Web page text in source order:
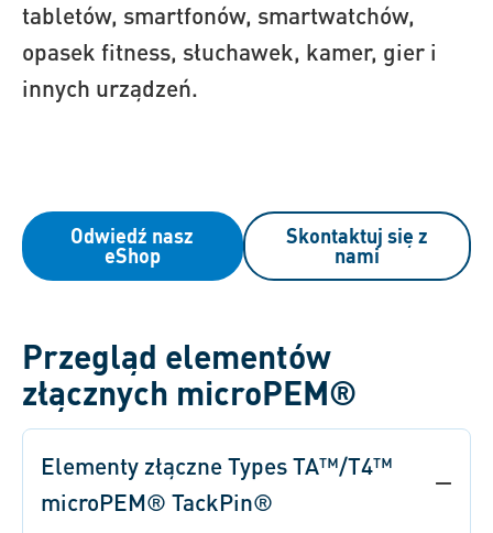
tabletów, smartfonów, smartwatchów,
opasek fitness, słuchawek, kamer, gier i
innych urządzeń.
Odwiedź nasz
eShop
Skontaktuj się z
nami
Przegląd elementów
złącznych microPEM®
Elementy złączne Types TA™/T4™
microPEM® TackPin®